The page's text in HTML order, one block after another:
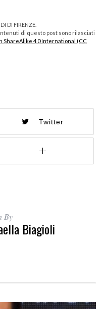
DI FIRENZE.
di questo post sono rilasciati
ShareAlike 4.0 International (CC
Twitter
By
Biagioli